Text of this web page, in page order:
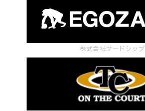
株式会社サードシップ